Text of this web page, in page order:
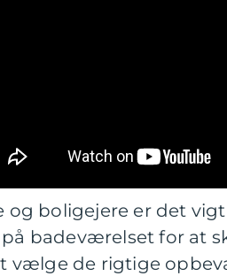
og boligejere er det
badeværelset for at
vælge de rigtige